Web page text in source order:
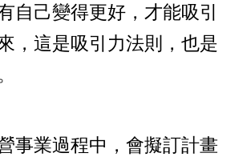
自己變得更好，才能吸引
，這是吸引力法則，也是
事業過程中，會擬訂計畫